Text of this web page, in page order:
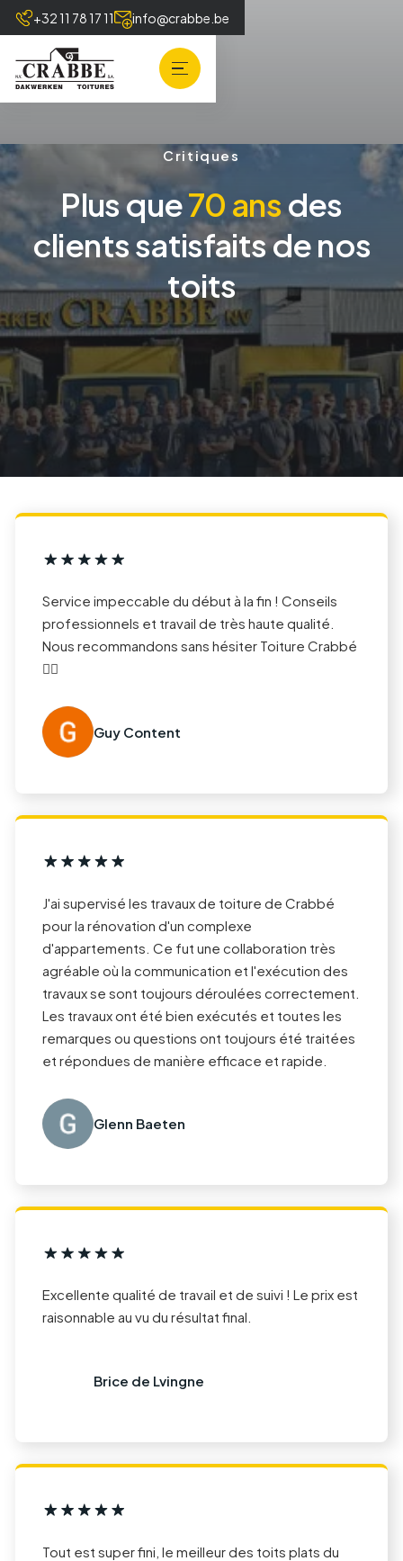
+32 11 78 17 11 info@crabbe.be
Critiques
Plus que70 ansdes
clients satisfaits de nos
toits
Service impeccable du début à la fin ! Conseils
professionnels et travail de très haute qualité.
Nous recommandons sans hésiter Toiture Crabbé
👍🏻
Guy Content
J'ai supervisé les travaux de toiture de Crabbé
pour la rénovation d'un complexe
d'appartements. Ce fut une collaboration très
agréable où la communication et l'exécution des
travaux se sont toujours déroulées correctement.
Les travaux ont été bien exécutés et toutes les
remarques ou questions ont toujours été traitées
et répondues de manière efficace et rapide.
Glenn Baeten
Excellente qualité de travail et de suivi ! Le prix est
raisonnable au vu du résultat final.
Brice de Lvingne
Tout est super fini, le meilleur des toits plats du